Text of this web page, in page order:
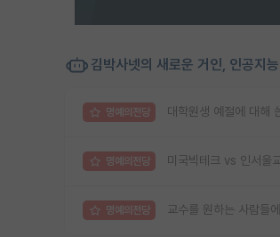
김박사넷의 새로운 거인, 인공지
명예의전당 대학원생 예절에 대해
명예의전당 미국빅테크 vs 인서울
명예의전당 교수를 원하는 사람들